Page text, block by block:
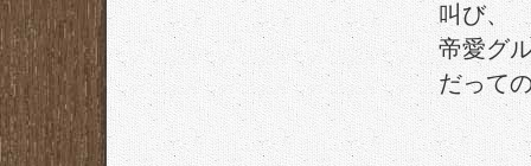
叫び、
帝愛グ
だって